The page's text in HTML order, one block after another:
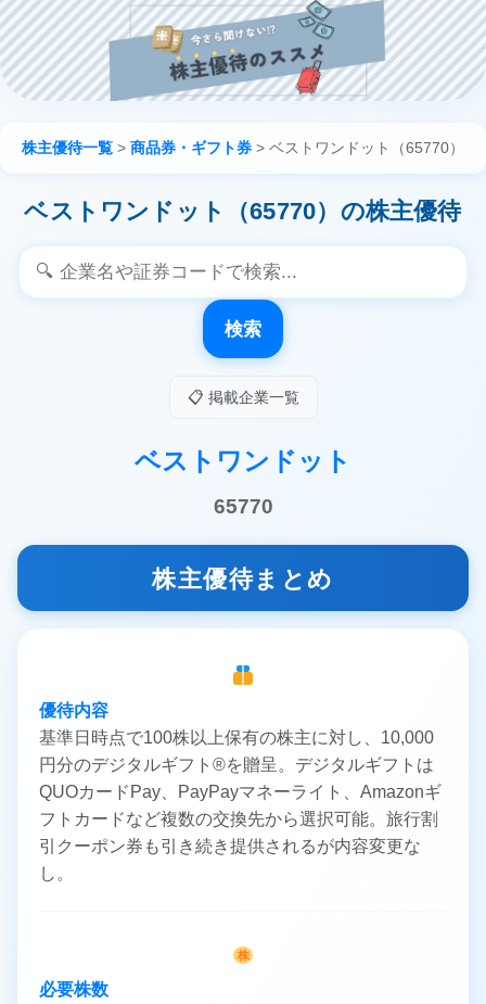
株主優待一覧 > 商品券・ギフト券 > ベストワンドット（65770）
ベストワンドット（65770）の株主優待
検索
📋 掲載企業一覧
ベストワンドット
65770
株主優待まとめ
優待内容
基準日時点で100株以上保有の株主に対し、10,000
円分のデジタルギフト®を贈呈。デジタルギフトは
QUOカードPay、PayPayマネーライト、Amazonギ
フトカードなど複数の交換先から選択可能。旅行割
引クーポン券も引き続き提供されるが内容変更な
し。
株
必要株数